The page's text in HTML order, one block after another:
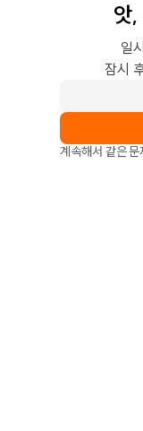
앗
일
잠시
계속해서 같은